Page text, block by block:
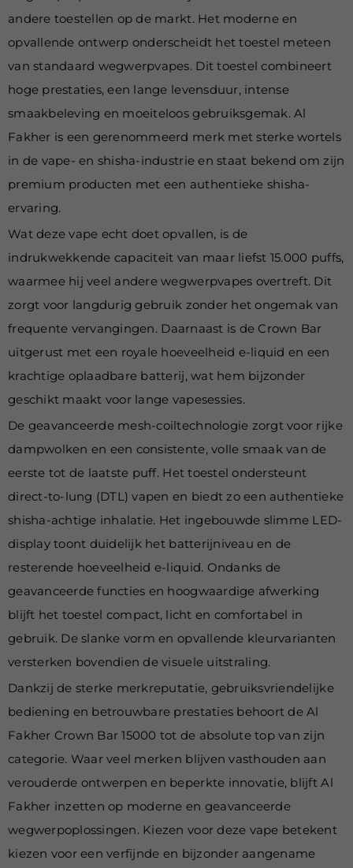
andere toestellen op de markt. Het moderne en
opvallende ontwerp onderscheidt het toestel meteen
van standaard wegwerpvapes. Dit toestel combineert
hoge prestaties, een lange levensduur, intense
smaakbeleving en moeiteloos gebruiksgemak. Al
Fakher is een gerenommeerd merk met sterke wortels
in de vape- en shisha-industrie en staat bekend om zijn
premium producten met een authentieke shisha-
ervaring.
Wat deze vape echt doet opvallen, is de
indrukwekkende capaciteit van maar liefst 15.000 puffs,
waarmee hij veel andere wegwerpvapes overtreft. Dit
zorgt voor langdurig gebruik zonder het ongemak van
frequente vervangingen. Daarnaast is de Crown Bar
uitgerust met een royale hoeveelheid e-liquid en een
krachtige oplaadbare batterij, wat hem bijzonder
geschikt maakt voor lange vapesessies.
De geavanceerde mesh-coiltechnologie zorgt voor rijke
dampwolken en een consistente, volle smaak van de
eerste tot de laatste puff. Het toestel ondersteunt
direct-to-lung (DTL) vapen en biedt zo een authentieke
shisha-achtige inhalatie. Het ingebouwde slimme LED-
display toont duidelijk het batterijniveau en de
resterende hoeveelheid e-liquid. Ondanks de
geavanceerde functies en hoogwaardige afwerking
blijft het toestel compact, licht en comfortabel in
gebruik. De slanke vorm en opvallende kleurvarianten
versterken bovendien de visuele uitstraling.
Dankzij de sterke merkreputatie, gebruiksvriendelijke
bediening en betrouwbare prestaties behoort de Al
Fakher Crown Bar 15000 tot de absolute top van zijn
categorie. Waar veel merken blijven vasthouden aan
verouderde ontwerpen en beperkte innovatie, blijft Al
Fakher inzetten op moderne en geavanceerde
wegwerpoplossingen. Kiezen voor deze vape betekent
kiezen voor een verfijnde en bijzonder aangename